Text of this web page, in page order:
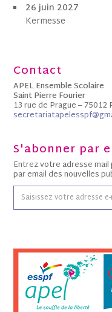
26 juin 2027
Kermesse
Contact
APEL Ensemble Scolaire
Saint Pierre Fourier
13 rue de Prague – 75012
S'abonner par
Entrez votre adresse
par email des nouvelles